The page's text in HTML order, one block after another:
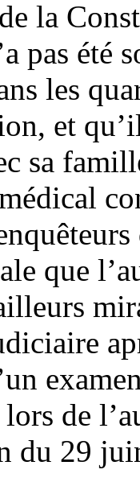
la
pas été
les
et
sa
que
de
du 29